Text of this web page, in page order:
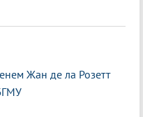
Жан де ла Розетт